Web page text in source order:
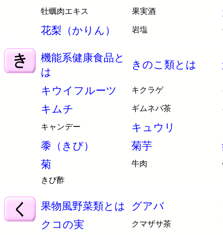
牡蠣肉エキス 果実酒
花梨（かりん）
岩塩
機能系健康食品と
は
きのこ類とは
キウイフルーツ キクラゲ
キムチ ギムネバ茶
キャンデー キュウリ
黍（きび）
菊芋
菊
牛肉
きび酢
果物風野菜類とは グアバ
クコの実 クマザサ茶